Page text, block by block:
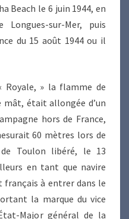
Beach le 6 juin 1944, en
sur-Mer, puis
du 15 août 1944 ou il
» la flamme de
était allongée d’un
hors de France,
60 mètres lors de
Toulon libéré, le 13
en tant que navire
à entrer dans le
la marque du vice
Major général de la